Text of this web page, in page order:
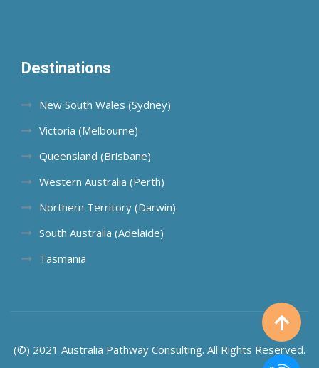
Destinations
New South Wales (Sydney)
Victoria (Melbourne)
Queensland (Brisbane)
Western Australia (Perth)
Northern Territory (Darwin)
South Australia (Adelaide)
Tasmania
(©) 2021 Australia Pathway Consulting. All Rights Reserved.